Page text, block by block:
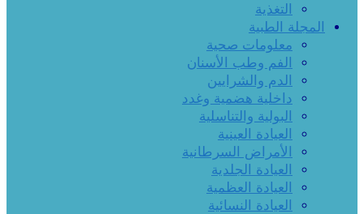
التغذية
المجلة الطبية
معلومات صحية
الفم وطب الأسنان
الدم والشرايين
داخلية هضمية وغدد
البولية والتناسلية
العيادة العينية
الأمراض السرطانية
العيادة الجلدية
العيادة العظمية
العيادة النسائية